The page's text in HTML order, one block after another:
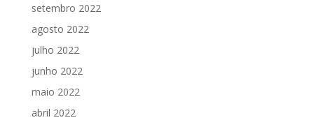
setembro 2022
agosto 2022
julho 2022
junho 2022
maio 2022
abril 2022